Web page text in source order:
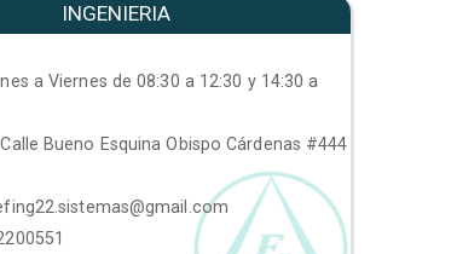
INGENIERIA
a Viernes de 08:30 a 12:30 y 14:30 a
Calle Bueno Esquina Obispo Cárdenas #444